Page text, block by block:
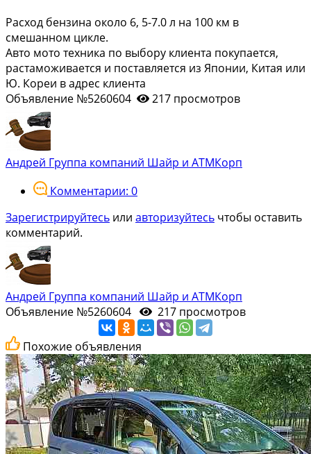
Расход бензина около 6, 5-7.0 л на 100 км в
смешанном цикле.
Авто мото техника по выбору клиента покупается,
растаможивается и поставляется из Японии, Китая или
Ю. Кореи в адрес клиента
Объявление №5260604
217 просмотров
Андрей Группа компаний Шайр и АТМКорп
Комментарии: 0
Зарегистрируйтесь или авторизуйтесь чтобы оставить
комментарий.
Андрей Группа компаний Шайр и АТМКорп
Объявление №5260604
217 просмотров
Похожие объявления